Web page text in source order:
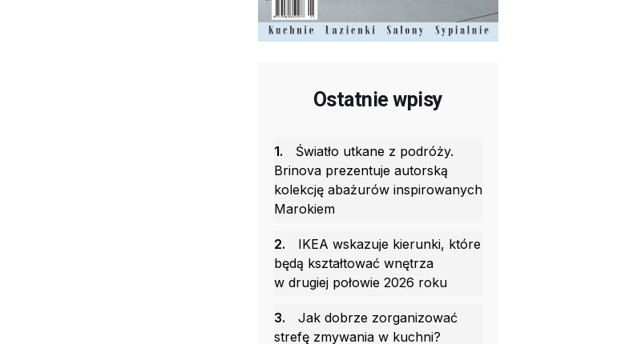
Ostatnie wpisy
1.
Światło utkane z podróży.
Brinova prezentuje autorską
kolekcję abażurów inspirowanych
Marokiem
2.
IKEA wskazuje kierunki, które
będą kształtować wnętrza
w drugiej połowie 2026 roku
3.
Jak dobrze zorganizować
strefę zmywania w kuchni?